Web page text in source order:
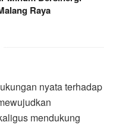
Raya
nyata terhadap
mendukung